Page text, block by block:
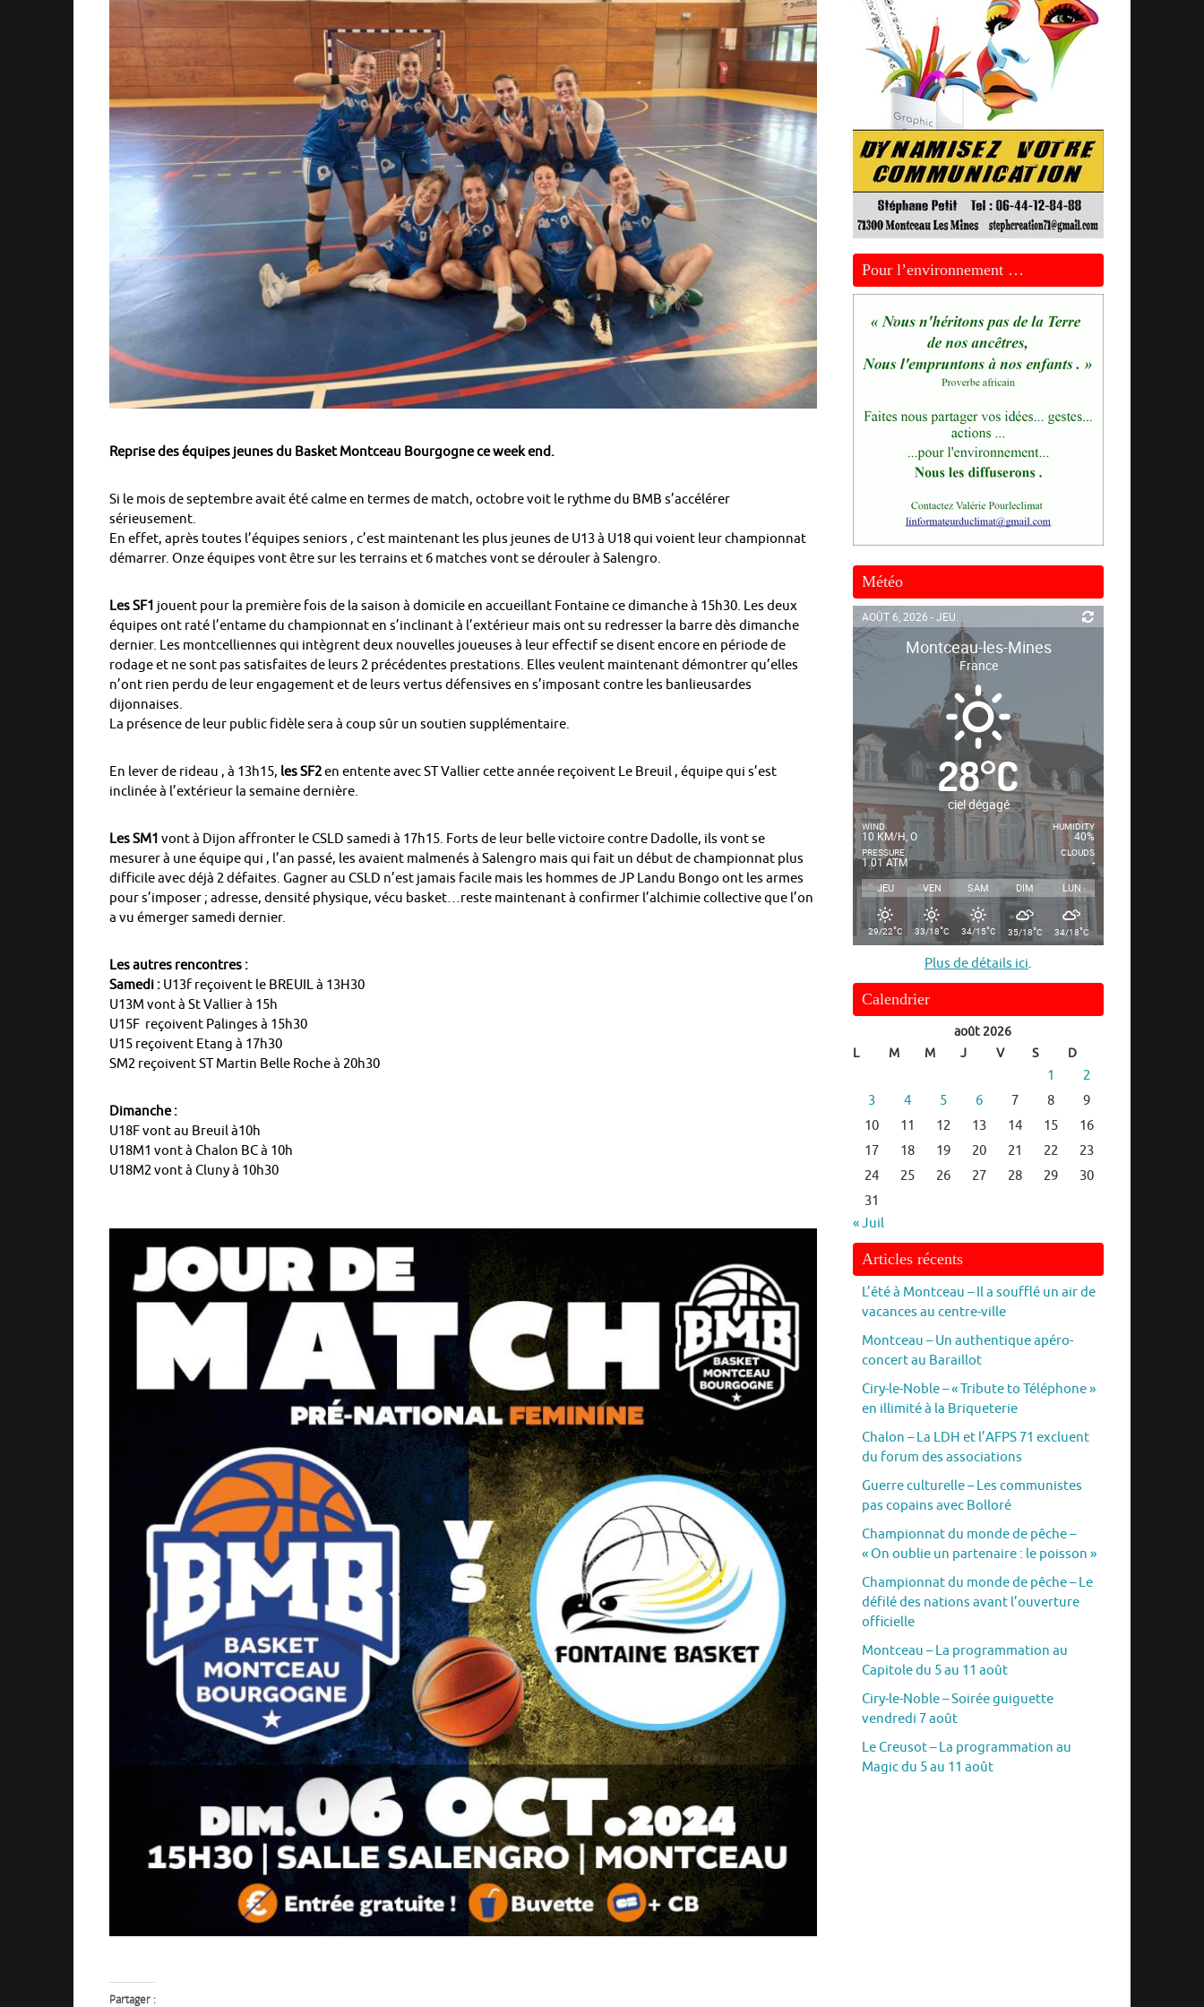
Reprise des équipes jeunes du Basket Montceau Bourgogne ce week end.
Si le mois de septembre avait été calme en termes de match, octobre voit le rythme du BMB s’accélérer
sérieusement.
En effet, après toutes l’équipes seniors , c’est maintenant les plus jeunes de U13 à U18 qui voient leur championnat
démarrer. Onze équipes vont être sur les terrains et 6 matches vont se dérouler à Salengro.
Les SF1 jouent pour la première fois de la saison à domicile en accueillant Fontaine ce dimanche à 15h30. Les deux
équipes ont raté l’entame du championnat en s’inclinant à l’extérieur mais ont su redresser la barre dès dimanche
dernier. Les montcelliennes qui intègrent deux nouvelles joueuses à leur effectif se disent encore en période de
rodage et ne sont pas satisfaites de leurs 2 précédentes prestations. Elles veulent maintenant démontrer qu’elles
n’ont rien perdu de leur engagement et de leurs vertus défensives en s’imposant contre les banlieusardes
dijonnaises.
La présence de leur public fidèle sera à coup sûr un soutien supplémentaire.
En lever de rideau , à 13h15, les SF2en entente avec ST Vallier cette année reçoivent Le Breuil , équipe qui s’est
inclinée à l’extérieur la semaine dernière.
Les SM1 vont à Dijon affronter le CSLD samedi à 17h15. Forts de leur belle victoire contre Dadolle, ils vont se
mesurer à une équipe qui , l’an passé, les avaient malmenés à Salengro mais qui fait un début de championnat plus
difficile avec déjà 2 défaites. Gagner au CSLD n’est jamais facile mais les hommes de JP Landu Bongo ont les armes
pour s’imposer ; adresse, densité physique, vécu basket…reste maintenant à confirmer l’alchimie collective que l’on
a vu émerger samedi dernier.
Les autres rencontres :
Samedi : U13f reçoivent le BREUIL à 13H30
U13M vont à St Vallier à 15h
U15F reçoivent Palinges à 15h30
U15 reçoivent Etang à 17h30
SM2 reçoivent ST Martin Belle Roche à 20h30
Dimanche :
U18F vont au Breuil à10h
U18M1 vont à Chalon BC à 10h
U18M2 vont à Cluny à 10h30
Partager :
Pour l’environnement …
Météo
AOÛT 6, 2026 - JEU.
Montceau-les-Mines
France
28°C
ciel dégagé
WIND
10 KM/H, O
PRESSURE
1.01 ATM
HUMIDITY
40%
CLOUDS
-
JEU VEN SAM DIM LUN
29/22°C 33/18°C 34/15°C 35/18°C 34/18°C
Plus de détails ici.
Calendrier
août 2026
L
M M J V S D
1
2
3
4 5 6 7 8
9
10
11 12 13 14 15
16
17
18 19 20 21 22
23
24
25 26 27 28 29
30
31
« Juil
Articles récents
L’été à Montceau – Il a soufflé un air de
vacances au centre-ville
Montceau – Un authentique apéro-
concert au Baraillot
Ciry-le-Noble – « Tribute to Téléphone »
en illimité à la Briqueterie
Chalon – La LDH et l’AFPS 71 excluent
du forum des associations
Guerre culturelle – Les communistes
pas copains avec Bolloré
Championnat du monde de pêche –
« On oublie un partenaire : le poisson »
Championnat du monde de pêche – Le
défilé des nations avant l’ouverture
officielle
Montceau – La programmation au
Capitole du 5 au 11 août
Ciry-le-Noble – Soirée guiguette
vendredi 7 août
Le Creusot – La programmation au
Magic du 5 au 11 août